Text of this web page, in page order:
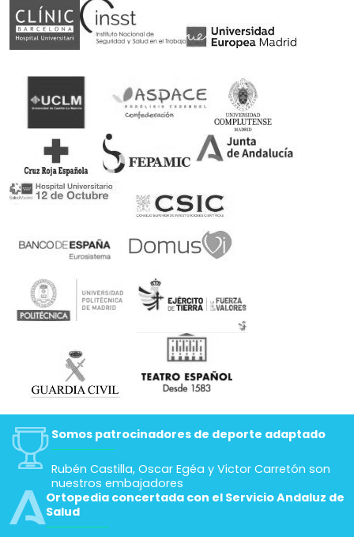
Somos patrocinadores de deporte adaptado
Rubén Castilla, Oscar Egéa y Victor Carretón son
nuestros embajadores
Ortopedia concertada con el Servicio Andaluz de
Salud